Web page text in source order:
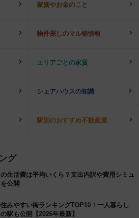
家賃やお金のこと
物件探しのマル秘情報
エリアごとの家賃
シェアハウスの知識
駅別のおすすめ不動産屋
グ
生活費は平均いくら？支出内訳や費用シミュ
公開
みやすい街ランキングTOP10！一人暮らし
駅も公開【2026年最新】